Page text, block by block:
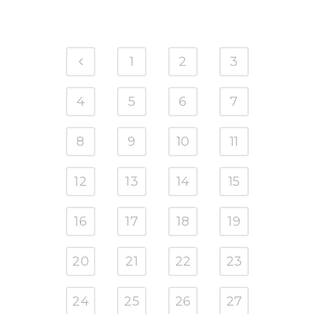
1 2 3
4 5 6 7
8 9 10 11
12 13 14 15
16 17 18 19
20 21 22 23
24 25 26 27